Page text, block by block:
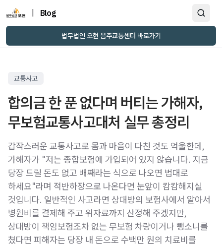
Blog
법무법인 오현 음주교통센터 바로가기
교통사고
합의금 한 푼 없다며 버티는 가해자,
무보험교통사고대처 실무 총정리
갑작스러운 교통사고로 몸과 마음이 다친 것도 억울한데,
가해자가 "저는 종합보험에 가입되어 있지 않습니다. 지금
당장 드릴 돈도 없고 배째라는 식으로 나오면 법대로
하세요"라며 적반하장으로 나온다면 눈앞이 캄캄해지실
것입니다. 일반적인 사고라면 상대방의 보험사에서 알아서
병원비를 결제해 주고 위자료까지 산정해 주겠지만,
상대방이 책임보험조차 없는 무보험 차량이거나 뺑소니를
쳤다면 피해자는 당장 내 돈으로 수백만 원의 치료비를